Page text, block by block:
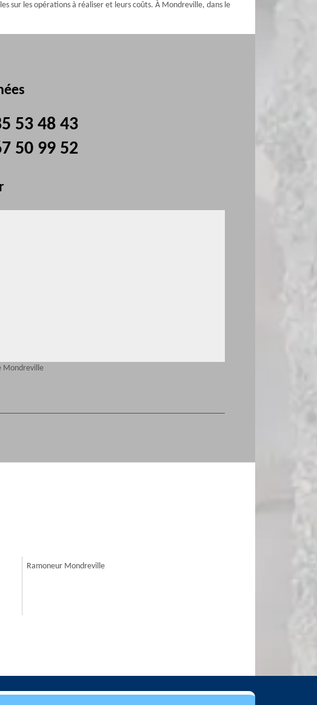
sur les opérations à réaliser et leurs coûts. À Mondreville, dans le
53 48 43
50 99 52
Mondreville
Ramoneur Mondreville